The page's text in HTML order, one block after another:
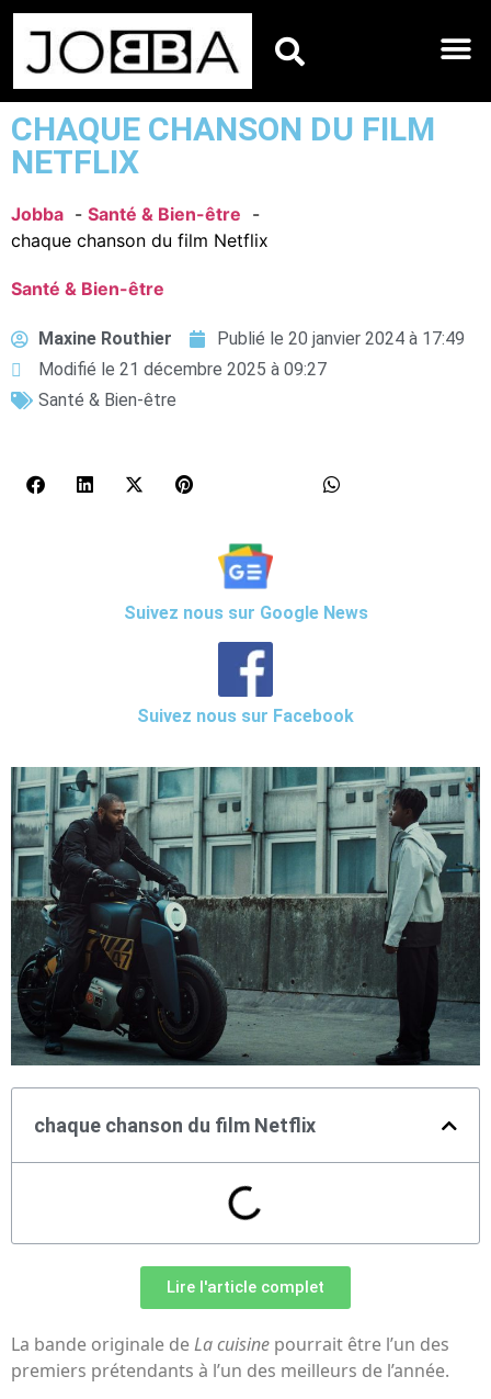
CHAQUE CHANSON DU FILM
NETFLIX
Jobba
Santé & Bien-être
chaque chanson du film Netflix
Santé & Bien-être
Maxine Routhier Publié le 20 janvier 2024 à 17:49
Modifié le 21 décembre 2025 à 09:27
Santé & Bien-être
Suivez nous sur Google News
Suivez nous sur Facebook
chaque chanson du film Netflix
Lire l'article complet
La bande originale deLa cuisine pourrait être l’un des
premiers prétendants à l’un des meilleurs de l’année.